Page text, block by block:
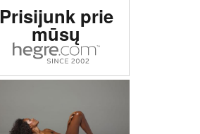
svetainė pasaulyje
Prisijunk prie
mūsų